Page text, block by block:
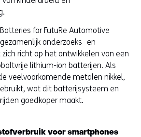
for FutuRe Automotive
onderzoeks- en
richt op het ontwikkelen van een
lithium-ion batterijen. Als
veelvoorkomende metalen nikkel,
wat dit batterijsysteem en
goedkoper maakt.
voor smartphones